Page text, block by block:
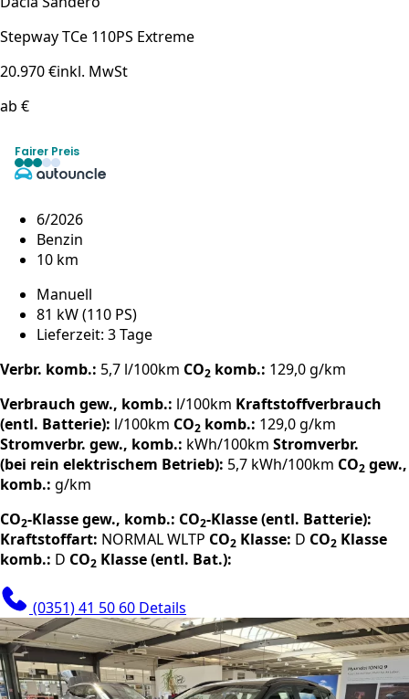
Stepway TCe 110PS Extreme
20.970 €inkl. MwSt
ab €
Fairer Preis
6/2026
Benzin
10 km
Manuell
81 kW (110 PS)
Lieferzeit: 3 Tage
Verbr. komb.: 5,7 l/100km CO2 komb.: 129,0 g/km
Verbrauch gew., komb.: l/100km Kraftstoffverbrauch
(entl. Batterie): l/100km CO2 komb.: 129,0 g/km
Stromverbr. gew., komb.: kWh/100km Stromverbr.
(bei rein elektrischem Betrieb): 5,7 kWh/100km CO2 gew.,
komb.: g/km
CO2-Klasse gew., komb.: CO2-Klasse (entl. Batterie):
Kraftstoffart: NORMALWLTP CO2 Klasse: D CO2 Klasse
komb.: D CO2 Klasse (entl. Bat.):
(0351) 41 50 60 Details